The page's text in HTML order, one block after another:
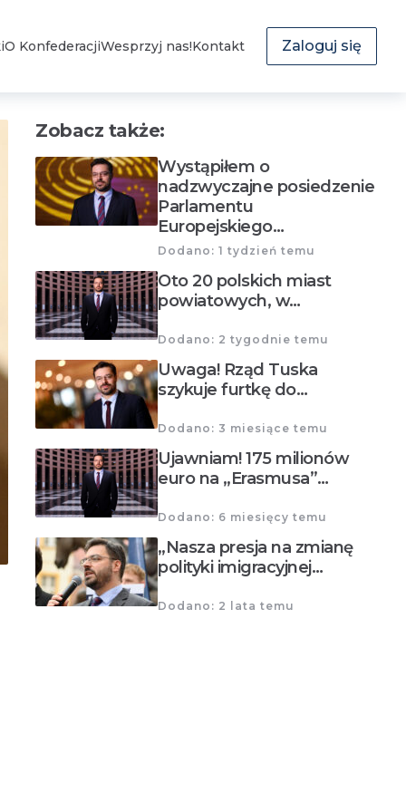
O KonfederacjiWesprzyj nas!Kontakt Zaloguj się
Zobacz także:
Wystąpiłem o
nadzwyczajne posiedzenie
Parlamentu
Europejskiego…
Dodano: 1 tydzień temu
Oto 20 polskich miast
powiatowych, w…
Dodano: 2 tygodnie temu
Uwaga! Rząd Tuska
szykuje furtkę do…
Dodano: 3 miesiące temu
Ujawniam! 175 milionów
euro na „Erasmusa”…
Dodano: 6 miesięcy temu
„Nasza presja na zmianę
polityki imigracyjnej…
Dodano: 2 lata temu